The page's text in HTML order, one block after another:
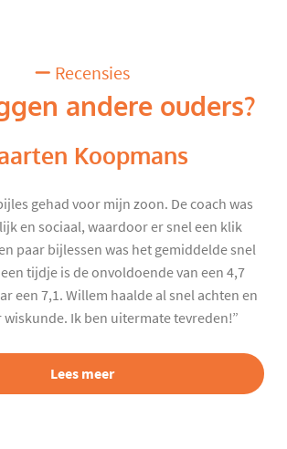
Recensies
andere ouders?
Koopmans
gehad voor mijn zoon. De coach was
en sociaal, waardoor er snel een klik
paar bijlessen was het gemiddelde snel
tijdje is de onvoldoende van een 4,7
een 7,1. Willem haalde al snel achten en
wiskunde. Ik ben uitermate tevreden!”
Lees meer